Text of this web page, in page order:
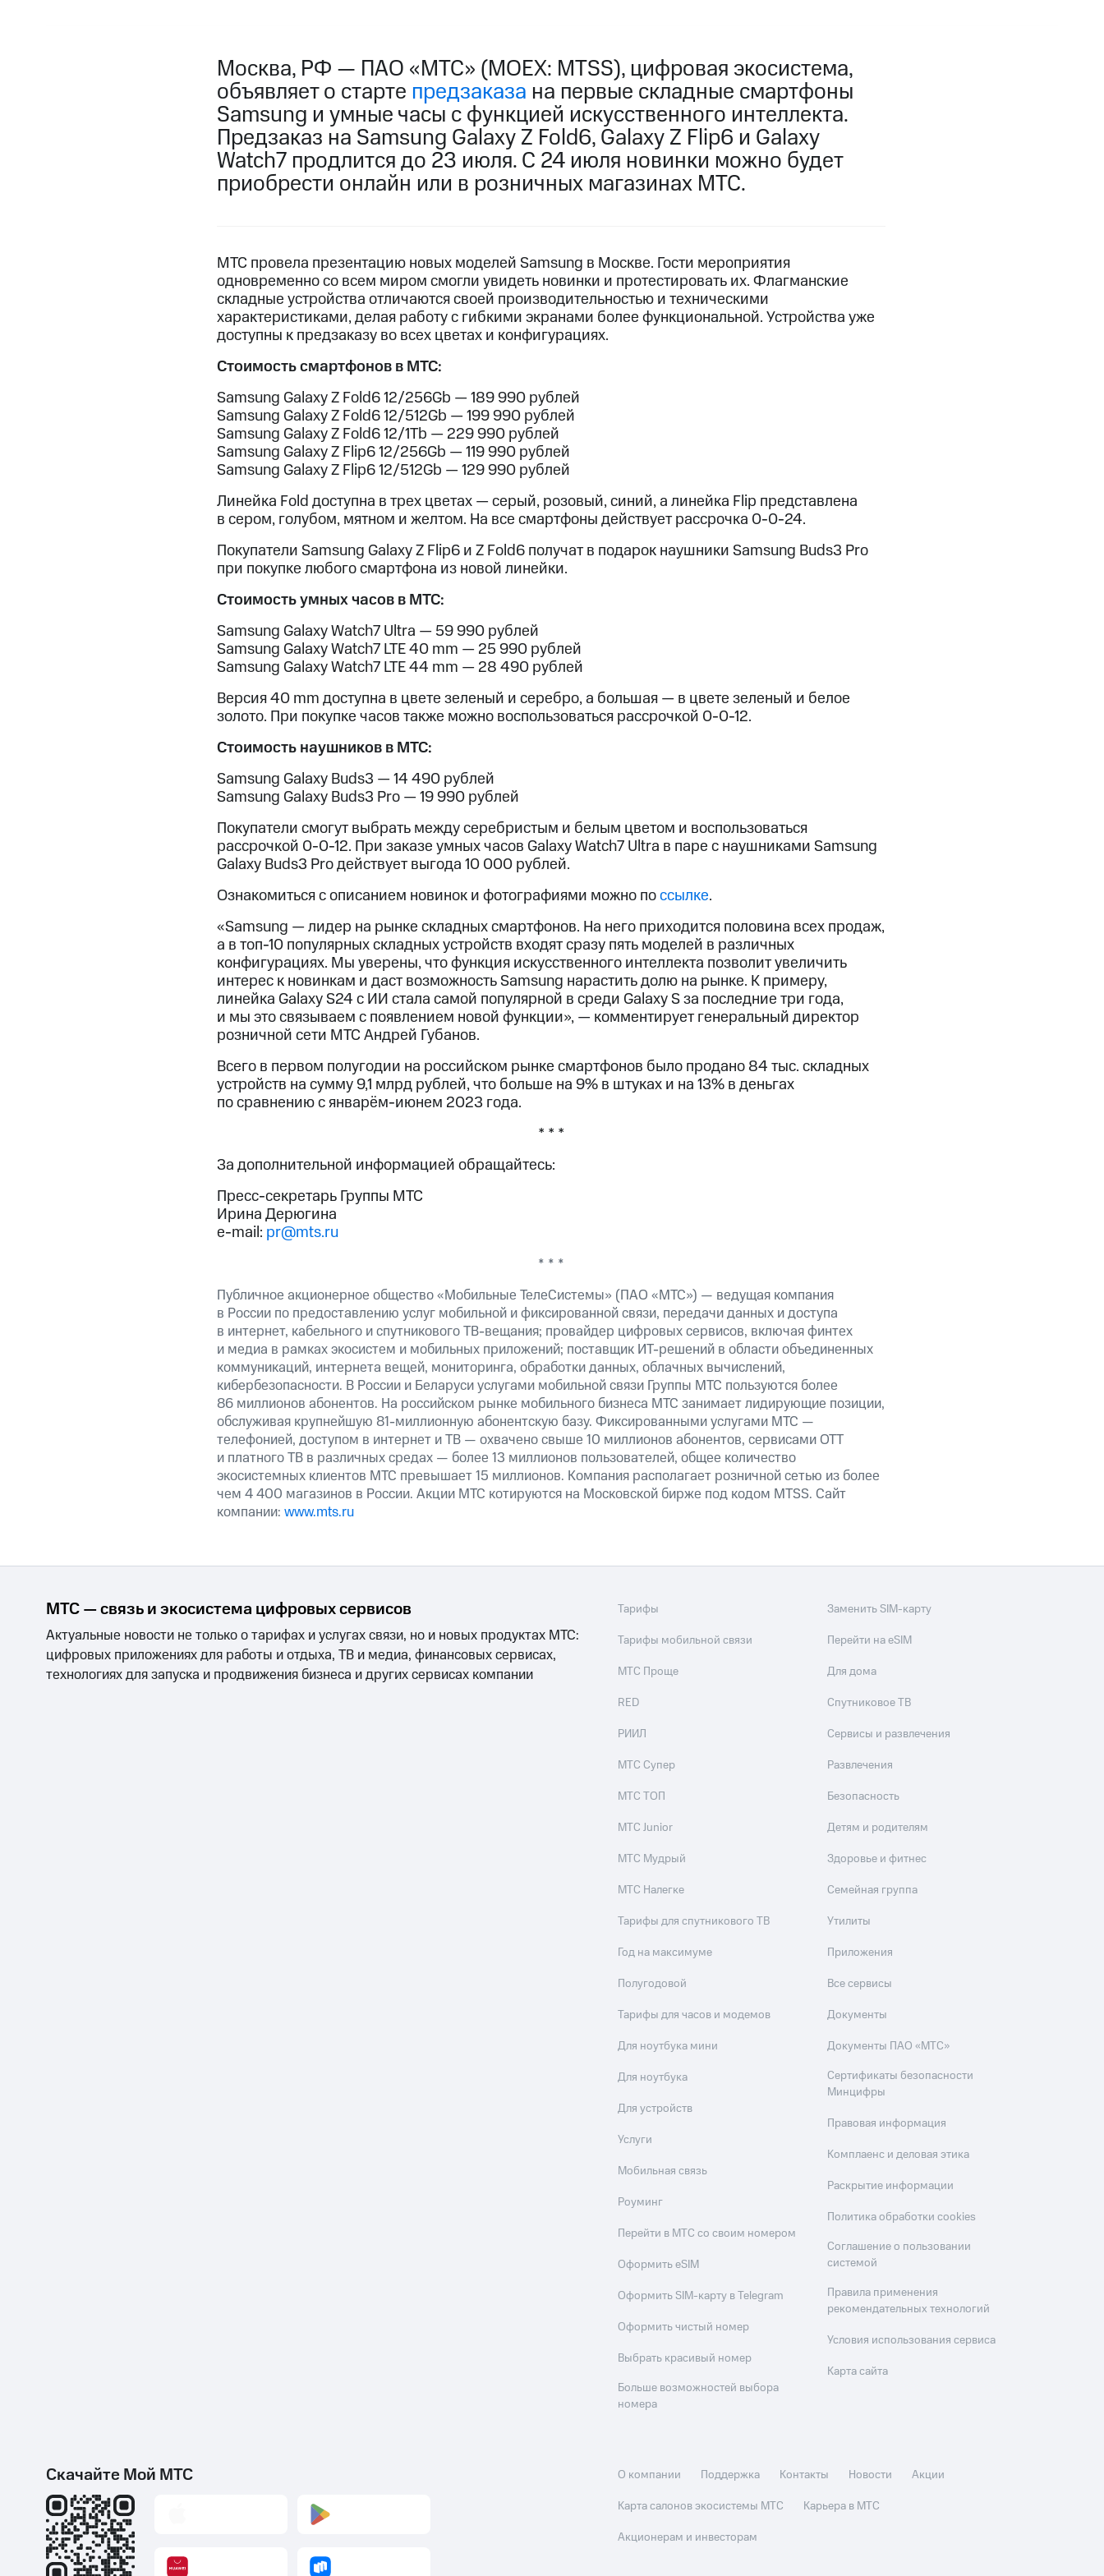
Москва, РФ — ПАО «МТС» (MOEX: MTSS), цифровая экосистема,
объявляет о старте предзаказа на первые складные смартфоны
Samsung и умные часы c функцией искусственного интеллекта.
Предзаказ на Samsung Galaxy Z Fold6, Galaxy Z Flip6 и Galaxy
Watch7 продлится до 23 июля. С 24 июля новинки можно будет
приобрести онлайн или в розничных магазинах МТС.
МТС провела презентацию новых моделей Samsung в Москве. Гости мероприятия
одновременно со всем миром смогли увидеть новинки и протестировать их. Флагманские
складные устройства отличаются своей производительностью и техническими
характеристиками, делая работу с гибкими экранами более функциональной. Устройства уже
доступны к предзаказу во всех цветах и конфигурациях.
Стоимость смартфонов в МТС:
Samsung Galaxy Z Fold6 12/256Gb — 189 990 рублей
Samsung Galaxy Z Fold6 12/512Gb — 199 990 рублей
Samsung Galaxy Z Fold6 12/1Tb — 229 990 рублей
Samsung Galaxy Z Flip6 12/256Gb — 119 990 рублей
Samsung Galaxy Z Flip6 12/512Gb — 129 990 рублей
Линейка Fold доступна в трех цветах — серый, розовый, синий, а линейка Flip представлена
в сером, голубом, мятном и желтом. На все смартфоны действует рассрочка 0-0-24.
Покупатели Samsung Galaxy Z Flip6 и Z Fold6 получат в подарок наушники Samsung Buds3 Pro
при покупке любого смартфона из новой линейки.
Стоимость умных часов в МТС:
Samsung Galaxy Watch7 Ultra — 59 990 рублей
Samsung Galaxy Watch7 LTE 40 mm — 25 990 рублей
Samsung Galaxy Watch7 LTE 44 mm — 28 490 рублей
Версия 40 mm доступна в цвете зеленый и серебро, а большая — в цвете зеленый и белое
золото. При покупке часов также можно воспользоваться рассрочкой 0-0-12.
Стоимость наушников в МТС:
Samsung Galaxy Buds3 — 14 490 рублей
Samsung Galaxy Buds3 Pro — 19 990 рублей
Покупатели смогут выбрать между серебристым и белым цветом и воспользоваться
рассрочкой 0-0-12. При заказе умных часов Galaxy Watch7 Ultra в паре с наушниками Samsung
Galaxy Buds3 Pro действует выгода 10 000 рублей.
Ознакомиться с описанием новинок и фотографиями можно поссылке.
«Samsung — лидер на рынке складных смартфонов. На него приходится половина всех продаж,
а в топ-10 популярных складных устройств входят сразу пять моделей в различных
конфигурациях. Мы уверены, что функция искусственного интеллекта позволит увеличить
интерес к новинкам и даст возможность Samsung нарастить долю на рынке. К примеру,
линейка Galaxy S24 с ИИ стала самой популярной в среди Galaxy S за последние три года,
и мы это связываем с появлением новой функции», — комментирует генеральный директор
розничной сети МТС Андрей Губанов.
Всего в первом полугодии на российском рынке смартфонов было продано 84 тыс. складных
устройств на сумму 9,1 млрд рублей, что больше на 9% в штуках и на 13% в деньгах
по сравнению с январём-июнем 2023 года.
* * *
За дополнительной информацией обращайтесь:
Пресс-секретарь Группы МТС
Ирина Дерюгина
e-mail: pr@mts.ru
* * *
Публичное акционерное общество «Мобильные ТелеСистемы» (ПАО «МТС») — ведущая компания
в России по предоставлению услуг мобильной и фиксированной связи, передачи данных и доступа
в интернет, кабельного и спутникового ТВ-вещания; провайдер цифровых сервисов, включая финтех
и медиа в рамках экосистем и мобильных приложений; поставщик ИТ-решений в области объединенных
коммуникаций, интернета вещей, мониторинга, обработки данных, облачных вычислений,
кибербезопасности. В России и Беларуси услугами мобильной связи Группы МТС пользуются более
86 миллионов абонентов. На российском рынке мобильного бизнеса МТС занимает лидирующие позиции,
обслуживая крупнейшую 81-миллионную абонентскую базу. Фиксированными услугами МТС —
телефонией, доступом в интернет и ТВ — охвачено свыше 10 миллионов абонентов, сервисами OTT
и платного ТВ в различных средах — более 13 миллионов пользователей, общее количество
экосистемных клиентов МТС превышает 15 миллионов. Компания располагает розничной сетью из более
чем 4 400 магазинов в России. Акции МТС котируются на Московской бирже под кодом MTSS. Сайт
компании: www.mts.ru
МТС — связь и экосистема цифровых сервисов
Актуальные новости не только о тарифах и услугах связи, но и новых продуктах МТС:
цифровых приложениях для работы и отдыха, ТВ и медиа, финансовых сервисах,
технологиях для запуска и продвижения бизнеса и других сервисах компании
Тарифы
Тарифы мобильной связи
МТС Проще
RED
РИИЛ
МТС Супер
МТС ТОП
МТС Junior
МТС Мудрый
МТС Налегке
Тарифы для спутникового ТВ
Год на максимуме
Полугодовой
Тарифы для часов и модемов
Для ноутбука мини
Для ноутбука
Для устройств
Услуги
Мобильная связь
Роуминг
Перейти в МТС со своим номером
Оформить eSIM
Оформить SIM-карту в Telegram
Оформить чистый номер
Выбрать красивый номер
Больше возможностей выбора
номера
Заменить SIM-карту
Перейти на eSIM
Для дома
Спутниковое ТВ
Сервисы и развлечения
Развлечения
Безопасность
Детям и родителям
Здоровье и фитнес
Семейная группа
Утилиты
Приложения
Все сервисы
Документы
Документы ПАО «МТС»
Сертификаты безопасности
Минцифры
Правовая информация
Комплаенс и деловая этика
Раскрытие информации
Политика обработки cookies
Соглашение о пользовании
системой
Правила применения
рекомендательных технологий
Условия использования сервиса
Карта сайта
Скачайте Мой МТС О компании Поддержка Контакты Новости
Акции
Карта салонов экосистемы МТС
Карьера в МТС
Акционерам и инвесторам